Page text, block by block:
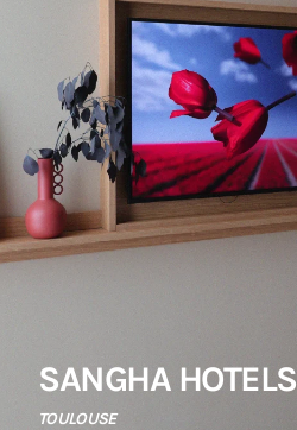
SANGHA HOTELS
TOULOUSE